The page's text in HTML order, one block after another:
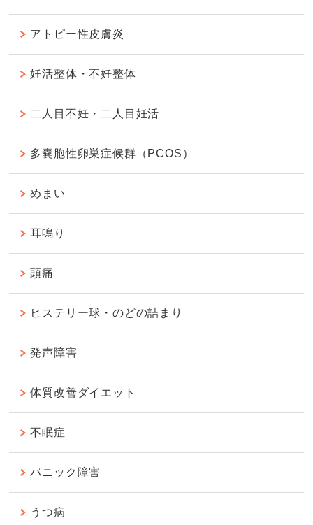
アトピー性皮膚炎
妊活整体・不妊整体
二人目不妊・二人目妊活
多嚢胞性卵巣症候群（PCOS）
めまい
耳鳴り
頭痛
ヒステリー球・のどの詰まり
発声障害
体質改善ダイエット
不眠症
パニック障害
うつ病